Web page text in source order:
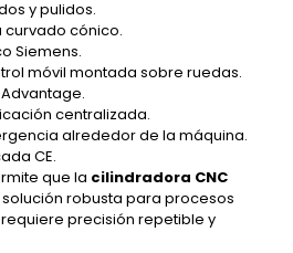
y pulidos.
curvado cónico.
Siemens.
móvil montada sobre ruedas.
centralizada.
alrededor de la máquina.
CE.
que la cilindradora CNC
robusta para procesos
precisión repetible y